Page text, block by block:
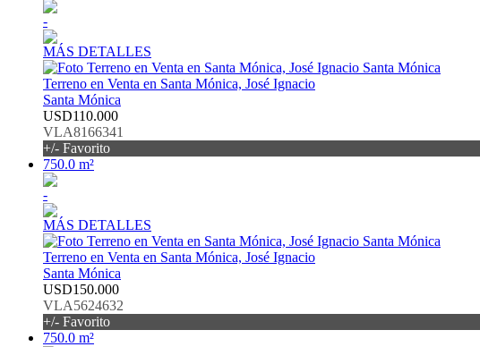
-
MÁS DETALLES
Terreno en Venta en Santa Mónica, José Ignacio
Santa Mónica
USD110.000
VLA8166341
+/- Favorito
750.0 m²
-
MÁS DETALLES
Terreno en Venta en Santa Mónica, José Ignacio
Santa Mónica
USD150.000
VLA5624632
+/- Favorito
750.0 m²